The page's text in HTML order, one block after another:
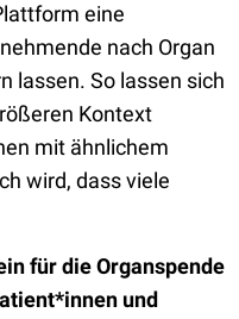
eine
nach Organ
lassen. So lassen sich
Kontext
mit ähnlichem
wird, dass viele
für die Organspende
und